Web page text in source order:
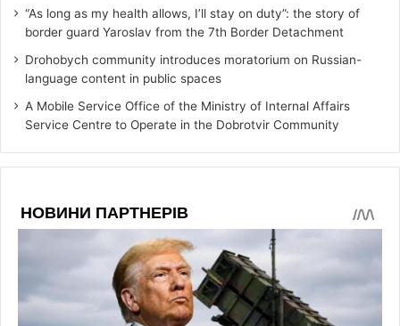
“As long as my health allows, I’ll stay on duty”: the story of
border guard Yaroslav from the 7th Border Detachment
Drohobych community introduces moratorium on Russian-
language content in public spaces
A Mobile Service Office of the Ministry of Internal Affairs
Service Centre to Operate in the Dobrotvir Community